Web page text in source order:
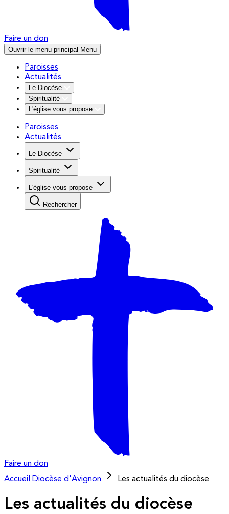
Faire un don
Ouvrir le menu principal Menu
Paroisses
Actualités
Le Diocèse
Spiritualité
L'église vous propose
Paroisses
Actualités
Le Diocèse
Spiritualité
L'église vous propose
Rechercher
Faire un don
Accueil
Diocèse d'Avignon Les actualités du diocèse
Les actualités du diocèse